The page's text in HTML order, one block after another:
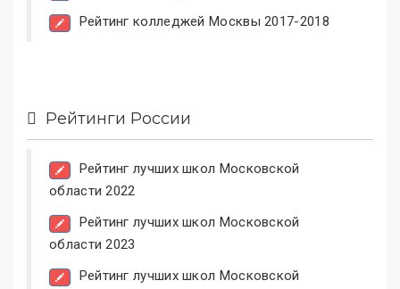
Рейтинг колледжей Москвы 2017-2018
Рейтинги России
Рейтинг лучших школ Московской
области 2022
Рейтинг лучших школ Московской
области 2023
Рейтинг лучших школ Московской